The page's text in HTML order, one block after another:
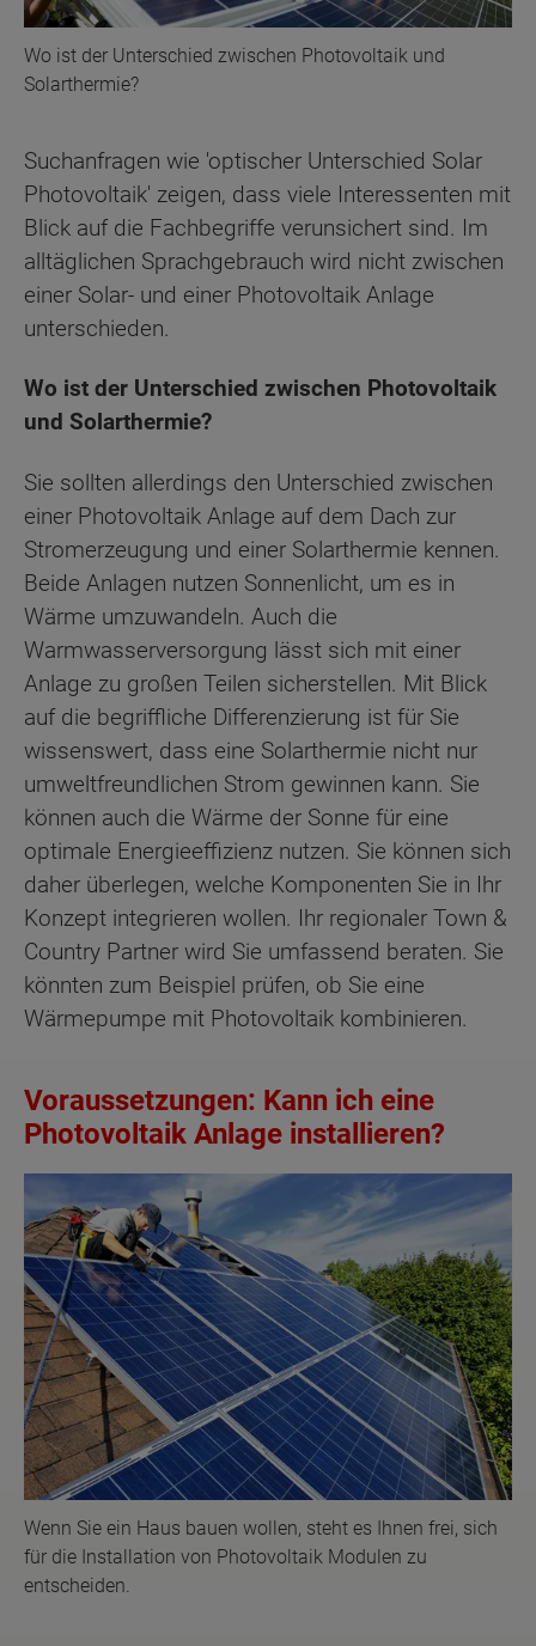
Wo ist der Unterschied zwischen Photovoltaik und
Solarthermie?
Suchanfragen wie 'optischer Unterschied Solar
Photovoltaik' zeigen, dass viele Interessenten mit
Blick auf die Fachbegriffe verunsichert sind. Im
alltäglichen Sprachgebrauch wird nicht zwischen
einer Solar- und einer Photovoltaik Anlage
unterschieden.
Wo ist der Unterschied zwischen Photovoltaik
und Solarthermie?
Sie sollten allerdings den Unterschied zwischen
einer Photovoltaik Anlage auf dem Dach zur
Stromerzeugung und einer Solarthermie kennen.
Beide Anlagen nutzen Sonnenlicht, um es in
Wärme umzuwandeln. Auch die
Warmwasserversorgung lässt sich mit einer
Anlage zu großen Teilen sicherstellen. Mit Blick
auf die begriffliche Differenzierung ist für Sie
wissenswert, dass eine Solarthermie nicht nur
umweltfreundlichen Strom gewinnen kann. Sie
können auch die Wärme der Sonne für eine
optimale Energieeffizienz nutzen. Sie können sich
daher überlegen, welche Komponenten Sie in Ihr
Konzept integrieren wollen. Ihr regionaler Town &
Country Partner wird Sie umfassend beraten. Sie
könnten zum Beispiel prüfen, ob Sie eine
Wärmepumpe mit Photovoltaik kombinieren.
Voraussetzungen: Kann ich eine
Photovoltaik Anlage installieren?
Wenn Sie ein Haus bauen wollen, steht es Ihnen frei, sich
für die Installation von Photovoltaik Modulen zu
entscheiden.